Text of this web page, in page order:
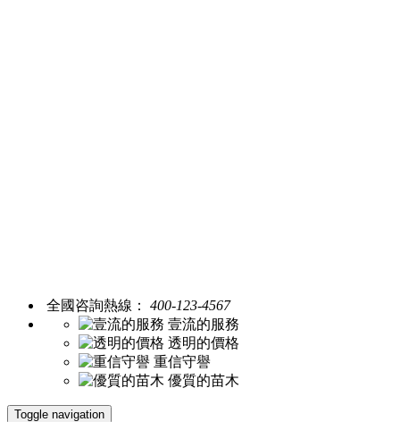
全國咨詢熱線： 400-123-4567
壹流的服務
透明的價格
重信守譽
優質的苗木
Toggle navigation